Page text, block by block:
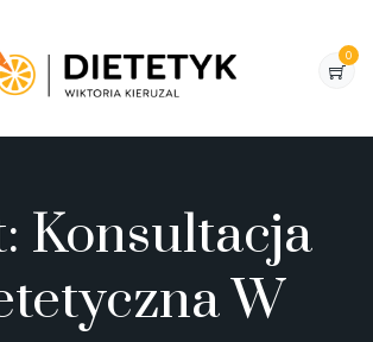
0
Konsultacja
W